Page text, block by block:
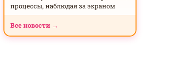
процессы, наблюдая за экраном
Все новости →